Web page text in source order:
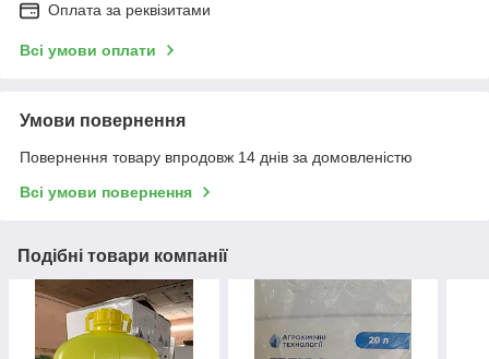
Оплата за реквізитами
Всі умови оплати
Умови повернення
Повернення товару впродовж 14 днів за домовленістю
Всі умови повернення
Подібні товари компанії